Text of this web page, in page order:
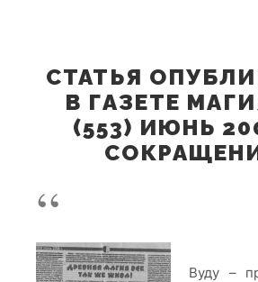
СТАТЬЯ
В ГАЗЕТЕ
(553) ИЮНЬ
Вуду –